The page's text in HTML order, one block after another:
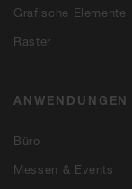
Grafische Elemente
Raster
ANWENDUNGEN
Büro
Messen & Events